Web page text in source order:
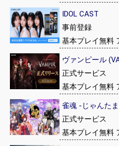
IDOL CAST
事前登録
基本プレイ無料
ヴァンピール
正式サービス
基本プレイ無料
雀魂 -じゃんた
正式サービス
基本プレイ無料